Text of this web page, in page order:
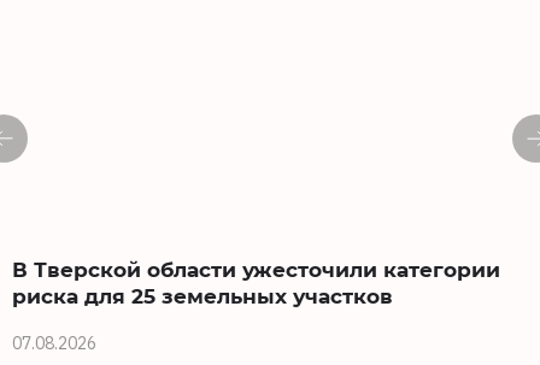
В Тверской области ужесточили категории
риска для 25 земельных участков
07.08.2026